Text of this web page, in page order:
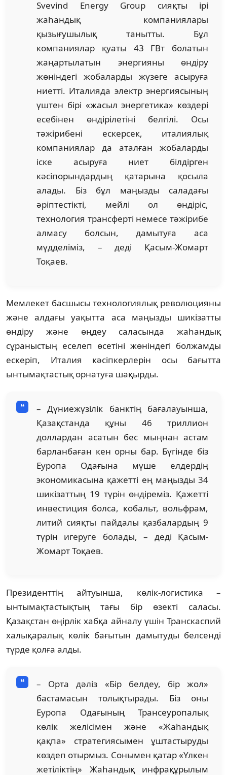
Svevind Energy Group сияқты ірі
жаһандық компаниялары
қызығушылық танытты. Бұл
компаниялар қуаты 43 ГВт болатын
жаңартылатын энергияны өндіру
жөніндегі жобаларды жүзеге асыруға
ниетті. Италияда электр энергиясының
үштен бірі «жасыл энергетика» көздері
есебінен өндірілетіні белгілі. Осы
тәжірибені ескерсек, италиялық
компаниялар да аталған жобаларды
іске асыруға ниет білдірген
кәсіпорындардың қатарына қосыла
алады. Біз бұл маңызды саладағы
әріптестікті, мейлі ол өндіріс,
технология трансферті немесе тәжірибе
алмасу болсын, дамытуға аса
мүдделіміз, – деді Қасым-Жомарт
Тоқаев.
Мемлекет басшысы технологиялық революцияны
және алдағы уақытта аса маңызды шикізатты
өндіру және өңдеу саласында жаһандық
сұраныстың еселеп өсетіні жөніндегі болжамды
ескеріп, Италия кәсіпкерлерін осы бағытта
ынтымақтастық орнатуға шақырды.
– Дүниежүзілік банктің бағалауынша,
Қазақстанда құны 46 триллион
доллардан асатын бес мыңнан астам
барланбаған кен орны бар. Бүгінде біз
Еуропа Одағына мүше елдердің
экономикасына қажетті ең маңызды 34
шикізаттың 19 түрін өндіреміз. Қажетті
инвестиция болса, кобальт, вольфрам,
литий сияқты пайдалы қазбалардың 9
түрін игеруге болады, – деді Қасым-
Жомарт Тоқаев.
Президенттің айтуынша, көлік-логистика –
ынтымақтастықтың тағы бір өзекті саласы.
Қазақстан өңірлік хабқа айналу үшін Транскаспий
халықаралық көлік бағытын дамытуды белсенді
түрде қолға алды.
– Орта дәліз «Бір белдеу, бір жол»
бастамасын толықтырады. Біз оны
Еуропа Одағының Трансеуропалық
көлік желісімен және «Жаһандық
қақпа» стратегиясымен ұштастыруды
көздеп отырмыз. Сонымен қатар «Үлкен
жетіліктің» Жаһандық инфрақұрылым